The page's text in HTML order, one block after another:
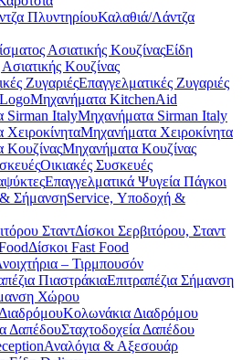
Καλαθιά/Λάντζα
Είδη
Κουζίνας
Επαγγελματικές Ζυγαριές
Μηχανήματα KitchenAid
Μηχανήματα Sirman Italy
Μηχανήματα Χειροκίνητα
Μηχανήματα Κουζίνας
Οικιακές Συσκευές
Επαγγελματικά Ψυγεία Πάγκοι
Service, Υποδοχή &
Δίσκοι Σερβιτόρου, Σταντ
Δίσκοι Fast Food
– Τιρμπουσόν
Επιτραπέζια Σήμανση
Χώρου
Κολωνάκια Διαδρόμου
Σταχτοδοχεία Δαπέδου
Αναλόγια & Αξεσουάρ